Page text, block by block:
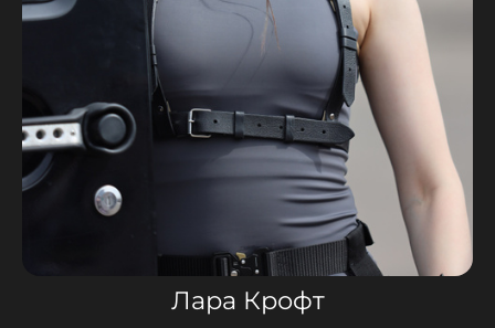
Лара Крофт